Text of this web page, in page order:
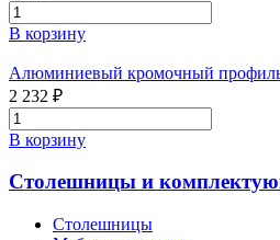
В корзину
Алюминиевый кромочный
2 232 ₽
В корзину
Столешницы и
Столешницы